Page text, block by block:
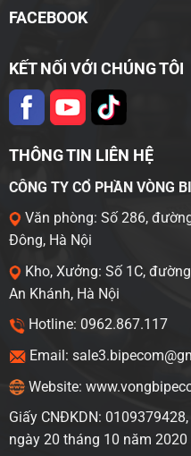
FACEBOOK
KẾT NỐI VỚI CHÚNG TÔI
THÔNG TIN LIÊN HỆ
CÔNG TY CỔ PHẦN VÒNG
Văn phòng: Số 286,
Đông, Hà Nội
Kho, Xưởng: Số 1C,
An Khánh, Hà Nội
Hotline: 0962.867.117
Email:
Website:
Giấy CNĐKDN:
ngày 20 tháng 10 năm